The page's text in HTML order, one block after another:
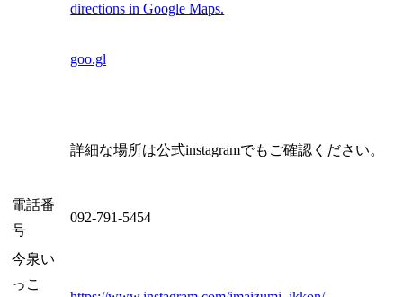
directions in Google Maps.
goo.gl
詳細な場所は公式instagramでもご確認ください。
電話番
号
092-791-5454
今泉い
っこ